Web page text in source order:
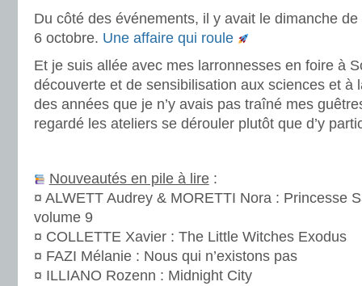
Du côté des événements, il y avait le dimanche de
6 octobre. Une affaire qui roule
Et je suis allée avec mes larronnesses en foire à
découverte et de sensibilisation aux sciences et à
des années que je n’y avais pas traîné mes
regardé les ateliers se dérouler plutôt que d’y
Nouveautés en pile à lire:
¤ ALWETT Audrey & MORETTI Nora : Princesse
volume 9
¤ COLLETTE Xavier : The Little Witches Exodus
¤ FAZI Mélanie : Nous qui n’existons pas
¤ ILLIANO Rozenn : Midnight City